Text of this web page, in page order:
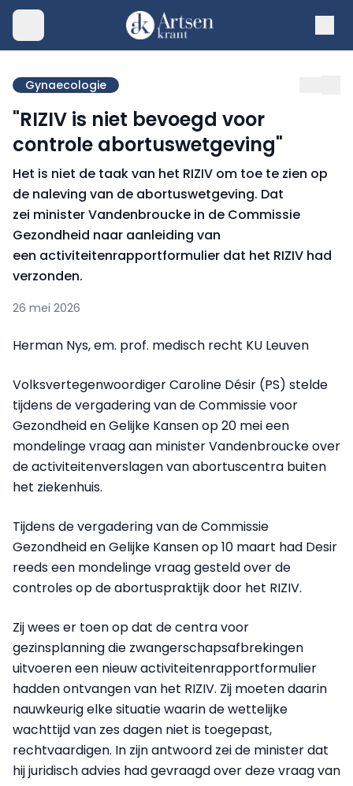
Gynaecologie
"RIZIV is niet bevoegd voor
controle abortuswetgeving"
Het is niet de taak van het RIZIV om toe te zien op
de naleving van de abortuswetgeving. Dat
zei minister Vandenbroucke in de Commissie
Gezondheid naar aanleiding van
een activiteitenrapportformulier dat het RIZIV had
verzonden.
26 mei 2026
Herman Nys, em. prof. medisch recht KU Leuven
Volksvertegenwoordiger Caroline Désir (PS) stelde
tijdens de vergadering van de Commissie voor
Gezondheid en Gelijke Kansen op 20 mei een
mondelinge vraag aan minister Vandenbroucke over
de activiteitenverslagen van abortuscentra buiten
het ziekenhuis.
Tijdens de vergadering van de Commissie
Gezondheid en Gelijke Kansen op 10 maart had Desir
reeds een mondelinge vraag gesteld over de
controles op de abortuspraktijk door het RIZIV.
Zij wees er toen op dat de centra voor
gezinsplanning die zwangerschapsafbrekingen
uitvoeren een nieuw activiteitenrapportformulier
hadden ontvangen van het RIZIV. Zij moeten daarin
nauwkeurig elke situatie waarin de wettelijke
wachttijd van zes dagen niet is toegepast,
rechtvaardigen. In zijn antwoord zei de minister dat
hij juridisch advies had gevraagd over deze vraag van